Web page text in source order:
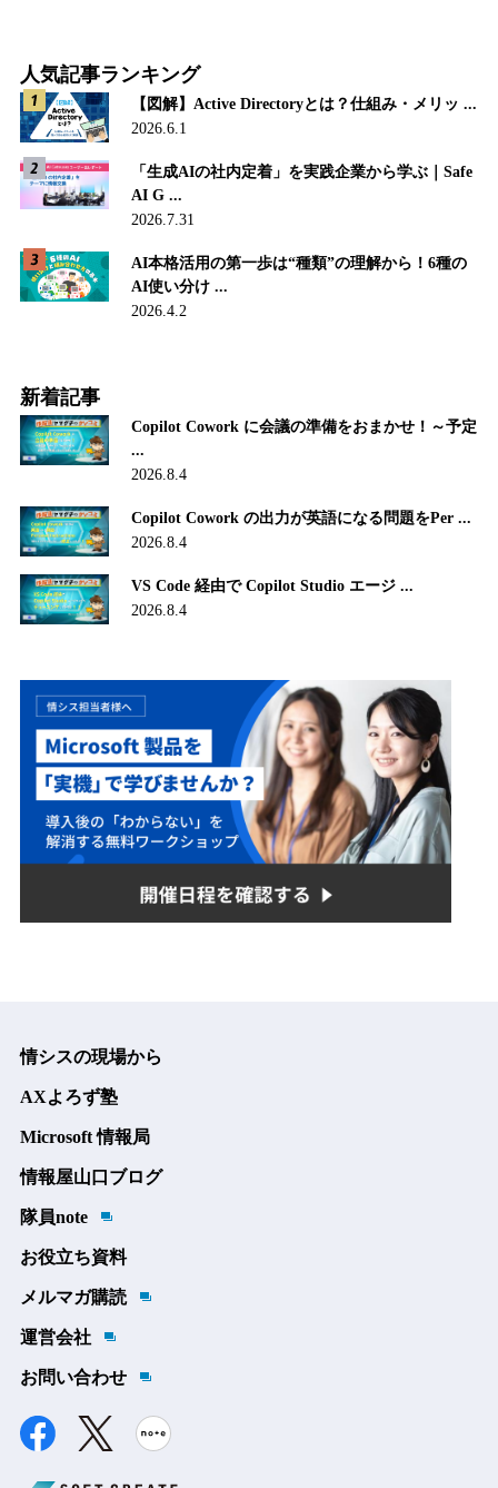
人気記事ランキング
【図解】Active Directoryとは？仕組み・メリッ ...
2026.6.1
「生成AIの社内定着」を実践企業から学ぶ｜Safe
AI G ...
2026.7.31
AI本格活用の第一歩は“種類”の理解から！6種の
AI使い分け ...
2026.4.2
新着記事
Copilot Cowork に会議の準備をおまかせ！～予定
...
2026.8.4
Copilot Cowork の出力が英語になる問題をPer ...
2026.8.4
VS Code 経由で Copilot Studio エージ ...
2026.8.4
情シスの現場から
AXよろず塾
Microsoft 情報局
情報屋山口ブログ
隊員note
お役立ち資料
メルマガ購読
運営会社
お問い合わせ